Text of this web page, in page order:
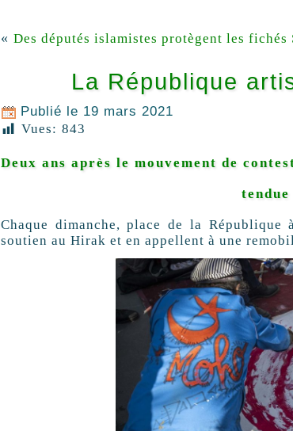
« Des députés islamistes protègent les fichés
La République
Publié le 19 mars 2021
Vues: 843
Deux ans après le mouvement de
Chaque dimanche, place de la
soutien au Hirak et en appellent à une